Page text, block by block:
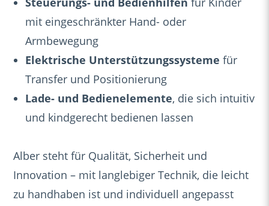
mit eingeschränkter Hand- oder
Armbewegung
Elektrische Unterstützungssysteme für
Transfer und Positionierung
Lade- und Bedienelemente, die sich intuitiv
und kindgerecht bedienen lassen
Alber steht für Qualität, Sicherheit und
Innovation – mit langlebiger Technik, die leicht
zu handhaben ist und individuell angepasst